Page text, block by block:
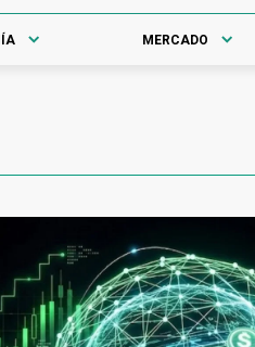
MERCADO